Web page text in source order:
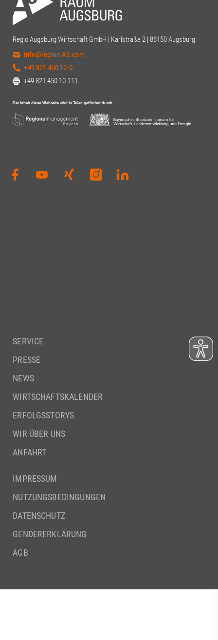
Regio Augsburg Wirtschaft GmbH | Karlstraße 2 | 86150 Augsburg
info@region-A3.com
+49 821 450 10-0
+49 821 450 10-111
SERVICE
PRESSE
NEWS
WIRTSCHAFTSKALENDER
ERFOLGSSTORYS
WIR ÜBER UNS
ANFAHRT
IMPRESSUM
NUTZUNGSBEDINGUNGEN
DATENSCHUTZ
GENDERERKLÄRUNG
AGB